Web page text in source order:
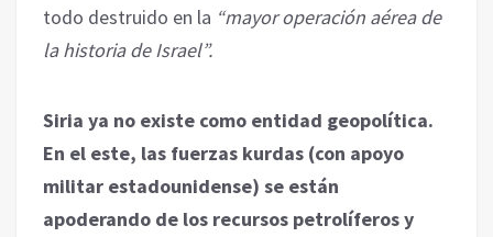
todo destruido en la “mayor operación aérea de
la historia de Israel”.
Siria ya no existe como entidad geopolítica.
En el este, las fuerzas kurdas (con apoyo
militar estadounidense) se están
apoderando de los recursos petrolíferos y